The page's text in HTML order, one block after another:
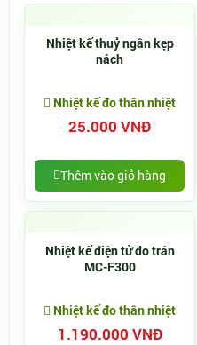
Nhiệt kế thuỷ ngân kẹp
nách
Nhiệt kế đo thân nhiệt
25.000 VNĐ
Thêm vào giỏ hàng
Nhiệt kế điện tử đo trán
MC-F300
Nhiệt kế đo thân nhiệt
1.190.000 VNĐ